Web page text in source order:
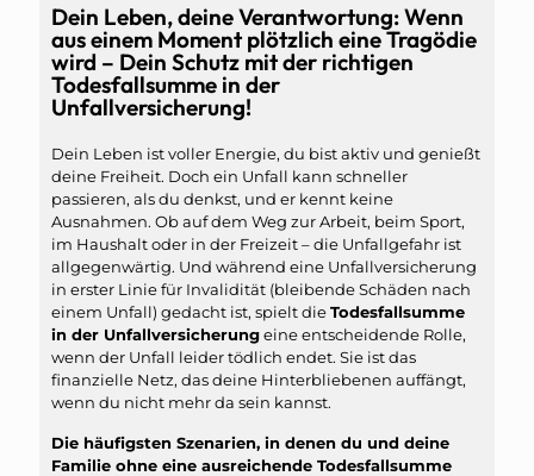
Dein Leben, deine Verantwortung: Wenn
aus einem Moment plötzlich eine Tragödie
wird – Dein Schutz mit der richtigen
Todesfallsumme in der
Unfallversicherung!
Dein Leben ist voller Energie, du bist aktiv und genießt
deine Freiheit. Doch ein Unfall kann schneller
passieren, als du denkst, und er kennt keine
Ausnahmen. Ob auf dem Weg zur Arbeit, beim Sport,
im Haushalt oder in der Freizeit – die Unfallgefahr ist
allgegenwärtig. Und während eine Unfallversicherung
in erster Linie für Invalidität (bleibende Schäden nach
einem Unfall) gedacht ist, spielt dieTodesfallsumme
in der Unfallversicherungeine entscheidende Rolle,
wenn der Unfall leider tödlich endet. Sie ist das
finanzielle Netz, das deine Hinterbliebenen auffängt,
wenn du nicht mehr da sein kannst.
Die häufigsten Szenarien, in denen du und deine
Familie ohne eine ausreichende Todesfallsumme